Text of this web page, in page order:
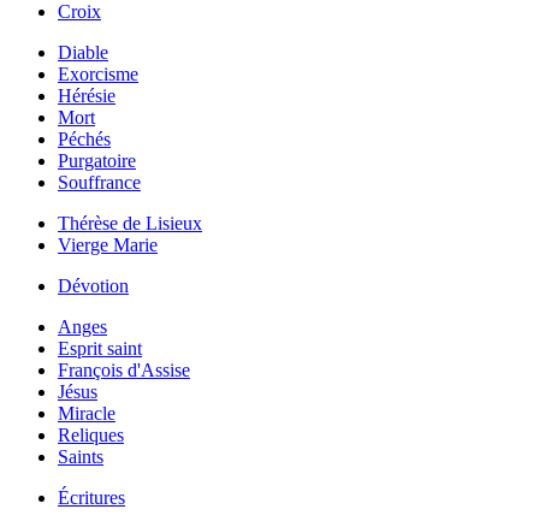
Croix
Diable
Exorcisme
Hérésie
Mort
Péchés
Purgatoire
Souffrance
Thérèse de Lisieux
Vierge Marie
Dévotion
Anges
Esprit saint
François d'Assise
Jésus
Miracle
Reliques
Saints
Écritures